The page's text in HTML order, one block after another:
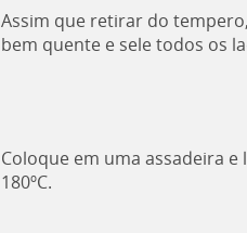
Assim que retirar do
bem quente e sele todos os
Coloque em uma assadeira
180ºC.